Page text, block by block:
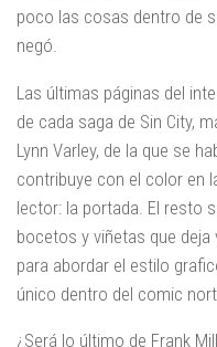
poco las cosas dentro de
negó.
Las últimas páginas del
de cada saga de Sin City,
Lynn Varley, de la que se
contribuye con el color en
lector: la portada. El resto
bocetos y viñetas que
para abordar el estilo
único dentro del comic
¿Será lo último de Frank